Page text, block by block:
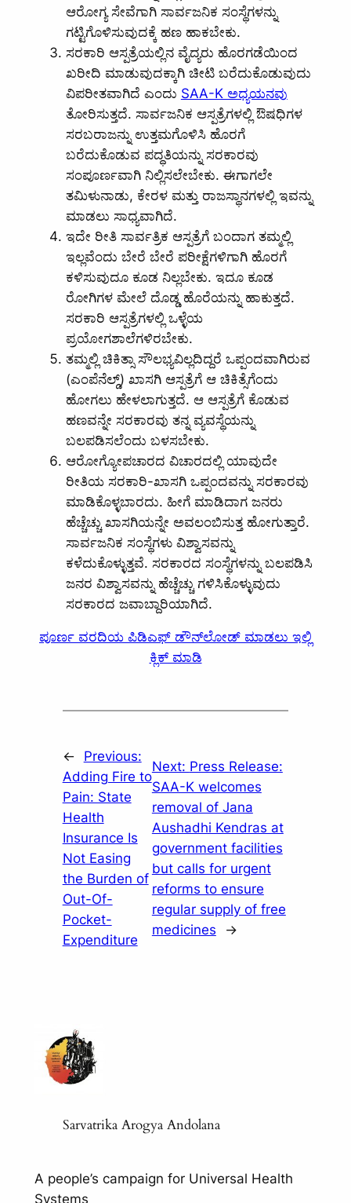
ಆರೋಗ್ಯ ಸೇವೆಗಾಗಿ ಸಾರ್ವಜನಿಕ ಸಂಸ್ಥೆಗಳನ್ನು
ಗಟ್ಟಿಗೊಳಿಸುವುದಕ್ಕೆ ಹಣ ಹಾಕಬೇಕು.
ಸರಕಾರಿ ಆಸ್ಪತ್ರೆಯಲ್ಲಿನ ವೈದ್ಯರು ಹೊರಗಡೆಯಿಂದ
ಖರೀದಿ ಮಾಡುವುದಕ್ಕಾಗಿ ಚೀಟಿ ಬರೆದುಕೊಡುವುದು
ವಿಪರೀತವಾಗಿದೆ ಎಂದು SAA-K ಅಧ್ಯಯನವು
ತೋರಿಸುತ್ತದೆ. ಸಾರ್ವಜನಿಕ ಆಸ್ಪತ್ರೆಗಳಲ್ಲಿ ಔಷಧಿಗಳ
ಸರಬರಾಜನ್ನು ಉತ್ತಮಗೊಳಿಸಿ ಹೊರಗೆ
ಬರೆದುಕೊಡುವ ಪದ್ಧತಿಯನ್ನು ಸರಕಾರವು
ಸಂಪೂರ್ಣವಾಗಿ ನಿಲ್ಲಿಸಲೇಬೇಕು. ಈಗಾಗಲೇ
ತಮಿಳುನಾಡು, ಕೇರಳ ಮತ್ತು ರಾಜಸ್ಥಾನಗಳಲ್ಲಿ ಇವನ್ನು
ಮಾಡಲು ಸಾಧ್ಯವಾಗಿದೆ.
ಇದೇ ರೀತಿ ಸಾರ್ವತ್ರಿಕ ಆಸ್ಪತ್ರೆಗೆ ಬಂದಾಗ ತಮ್ಮಲ್ಲಿ
ಇಲ್ಲವೆಂದು ಬೇರೆ ಬೇರೆ ಪರೀಕ್ಷೆಗಳಿಗಾಗಿ ಹೊರಗೆ
ಕಳಿಸುವುದೂ ಕೂಡ ನಿಲ್ಲಬೇಕು. ಇದೂ ಕೂಡ
ರೋಗಿಗಳ ಮೇಲೆ ದೊಡ್ಡ ಹೊರೆಯನ್ನು ಹಾಕುತ್ತದೆ.
ಸರಕಾರಿ ಆಸ್ಪತ್ರೆಗಳಲ್ಲಿ ಒಳ್ಳೆಯ
ಪ್ರಯೋಗಶಾಲೆಗಳಿರಬೇಕು.
ತಮ್ಮಲ್ಲಿ ಚಿಕಿತ್ಸಾ ಸೌಲಭ್ಯವಿಲ್ಲದಿದ್ದರೆ ಒಪ್ಪಂದವಾಗಿರುವ
(ಎಂಪೆನೆಲ್ಡ್)‌ ಖಾಸಗಿ ಆಸ್ಪತ್ರೆಗೆ ಆ ಚಿಕಿತ್ಸೆಗೆಂದು
ಹೋಗಲು ಹೇಳಲಾಗುತ್ತದೆ. ಆ ಆಸ್ಪತ್ರೆಗೆ ಕೊಡುವ
ಹಣವನ್ನೇ ಸರಕಾರವು ತನ್ನ ವ್ಯವಸ್ಥೆಯನ್ನು
ಬಲಪಡಿಸಲೆಂದು ಬಳಸಬೇಕು.
‌ಆರೋಗ್ಯೋಪಚಾರದ ವಿಚಾರದಲ್ಲಿ ಯಾವುದೇ
ರೀತಿಯ ಸರಕಾರಿ-ಖಾಸಗಿ ಒಪ್ಪಂದವನ್ನು ಸರಕಾರವು
ಮಾಡಿಕೊಳ್ಳಬಾರದು. ಹೀಗೆ ಮಾಡಿದಾಗ ಜನರು
ಹೆಚ್ಚೆಚ್ಚು ಖಾಸಗಿಯನ್ನೇ ಅವಲಂಬಿಸುತ್ತ ಹೋಗುತ್ತಾರೆ.
ಸಾರ್ವಜನಿಕ ಸಂಸ್ಥೆಗಳು ವಿಶ್ವಾಸವನ್ನು
ಕಳೆದುಕೊಳ್ಳುತ್ತವೆ. ಸರಕಾರದ ಸಂಸ್ಥೆಗಳನ್ನು ಬಲಪಡಿಸಿ
ಜನರ ವಿಶ್ವಾಸವನ್ನು ಹೆಚ್ಚೆಚ್ಚು ಗಳಿಸಿಕೊಳ್ಳುವುದು
ಸರಕಾರದ ಜವಾಬ್ದಾರಿಯಾಗಿದೆ.
ಪೂರ್ಣ ವರದಿಯ ಪಿಡಿಎಫ್ ಡೌನ್‌ಲೋಡ್ ಮಾಡಲು ಇಲ್ಲಿ
ಕ್ಲಿಕ್ ಮಾಡಿ
←
Previous:
Adding Fire to
Pain: State
Health
Insurance Is
Not Easing
the Burden of
Out-Of-
Pocket-
Expenditure
Next: Press Release:
SAA-K welcomes
removal of Jana
Aushadhi Kendras at
government facilities
but calls for urgent
reforms to ensure
regular supply of free
medicines
→
Sarvatrika Arogya Andolana
A people’s campaign for Universal Health
Systems